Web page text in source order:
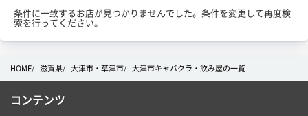
条件に一致するお店が見つかりませんでした。条件を変更して再度検
索を行ってください。
HOME 滋賀県 大津市・草津市 大津市キャバクラ・飲み屋の一覧
コンテンツ